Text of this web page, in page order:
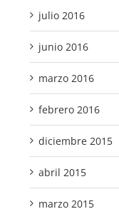
julio 2016
junio 2016
marzo 2016
febrero 2016
diciembre 2015
abril 2015
marzo 2015